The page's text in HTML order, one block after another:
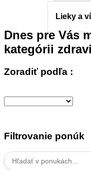
Lieky a
Dnes pre Vás
kategórii
Zoradiť podľa :
Filtrovanie ponúk